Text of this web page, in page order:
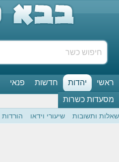
ראשי יהדות חדשות פנאי
מסעדות כשרות
שאלות ותשובות שיעורי וידאו הורדות